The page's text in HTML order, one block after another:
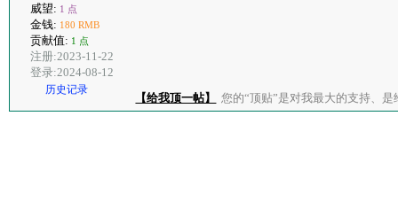
威望: 1 点
金钱: 180 RMB
贡献值: 1 点
注册:2023-11-22
登录:2024-08-12
历史记录
【给我顶一帖】 您的“顶贴”是对我最大的支持、